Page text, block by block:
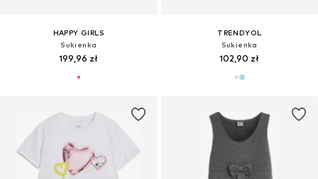
HAPPY GIRLS
Sukienka
199,96 zł
TRENDYOL
Sukienka
102,90 zł